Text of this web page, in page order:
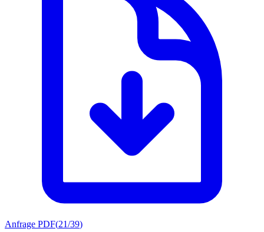
Anfrage PDF(21/39)